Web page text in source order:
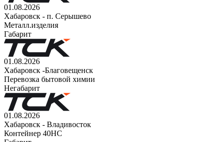
01.08.2026
Хабаровск - п. Серышево
Металл.изделия
Габарит
01.08.2026
Хабаровск -Благовещенск
Перевозка бытовой химии
Негабарит
01.08.2026
Хабаровск - Владивосток
Контейнер 40НС